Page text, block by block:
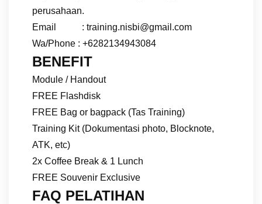
perusahaan.
Email : training.nisbi@gmail.com
Wa/Phone : +6282134943084
BENEFIT
Module / Handout
FREE Flashdisk
FREE Bag or bagpack (Tas Training)
Training Kit (Dokumentasi photo, Blocknote,
ATK, etc)
2x Coffee Break & 1 Lunch
FREE Souvenir Exclusive
FAQ PELATIHAN